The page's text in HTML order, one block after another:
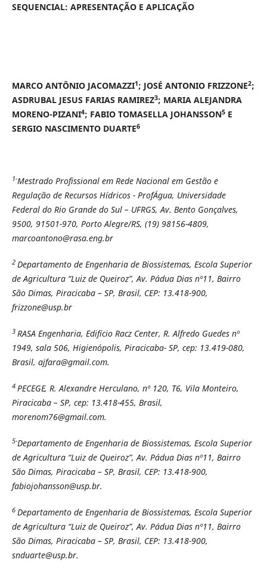
SEQUENCIAL: APRESENTAÇÃO E APLICAÇÃO
MARCO ANTÔNIO JACOMAZZI1; JOSÉ ANTONIO FRIZZONE2;
ASDRUBAL JESUS FARIAS RAMIREZ3; MARIA ALEJANDRA
MORENO-PIZANI4; FABIO TOMASELLA JOHANSSON5E
SERGIO NASCIMENTO DUARTE6
1-Mestrado Profissional em Rede Nacional em Gestão e
Regulação de Recursos Hídricos - ProfÁgua, Universidade
Federal do Rio Grande do Sul – UFRGS, Av. Bento Gonçalves,
9500, 91501-970, Porto Alegre/RS, (19) 98156-4809,
marcoantono@rasa.eng.br
2 Departamento de Engenharia de Biossistemas, Escola Superior
de Agricultura “Luiz de Queiroz”, Av. Pádua Dias nº11, Bairro
São Dimas, Piracicaba – SP, Brasil, CEP: 13.418-900,
frizzone@usp.br
3 RASA Engenharia, Edifício Racz Center, R. Alfredo Guedes nº
1949, sala 506, Higienópolis, Piracicaba- SP, cep: 13.419-080,
Brasil, ajfara@gmail.com.
4 PECEGE, R. Alexandre Herculano, nº 120, T6, Vila Monteiro,
Piracicaba – SP, cep: 13.418-455, Brasil,
morenom76@gmail.com.
5-Departamento de Engenharia de Biossistemas, Escola Superior
de Agricultura “Luiz de Queiroz”, Av. Pádua Dias nº11, Bairro
São Dimas, Piracicaba – SP, Brasil, CEP: 13.418-900,
fabiojohansson@usp.br.
6 Departamento de Engenharia de Biossistemas, Escola Superior
de Agricultura “Luiz de Queiroz”, Av. Pádua Dias nº11, Bairro
São Dimas, Piracicaba – SP, Brasil, CEP: 13.418-900,
snduarte@usp.br.